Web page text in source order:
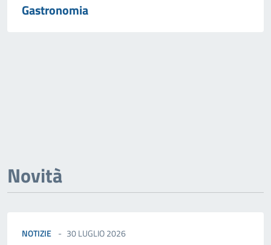
Gastronomia
Novità
NOTIZIE 30 LUGLIO 2026